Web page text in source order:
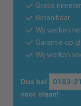
Gratis
Betaalbaar
Wij werken
Garantie op
Wij werken
Dus bel 0183-
voor staan!